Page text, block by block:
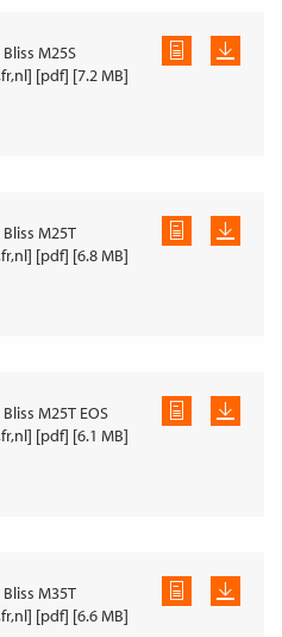
M25S
[pdf] [7.2 MB]
M25T
[pdf] [6.8 MB]
M25T EOS
[pdf] [6.1 MB]
M35T
[pdf] [6.6 MB]